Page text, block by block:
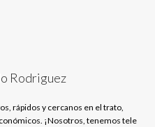
Rodriguez
rápidos y cercanos en el trato,
¡Nosotros, tenemos tele